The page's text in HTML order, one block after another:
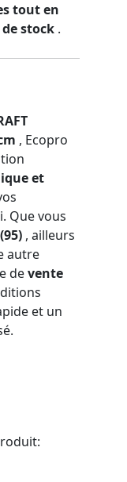
tout en
stock .
, Ecopro
et
Que vous
, ailleurs
autre
devente
et un